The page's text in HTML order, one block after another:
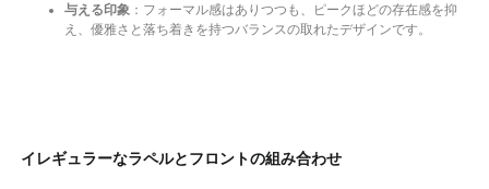
与える印象：フォーマル感はありつつも、ピークほどの存在感を抑
え、優雅さと落ち着きを持つバランスの取れたデザインです。
イレギュラーなラペルとフロントの組み合わせ